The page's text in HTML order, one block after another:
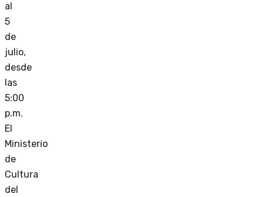
al
5
de
julio,
desde
las
5:00
p.m.
El
Ministerio
de
Cultura
del